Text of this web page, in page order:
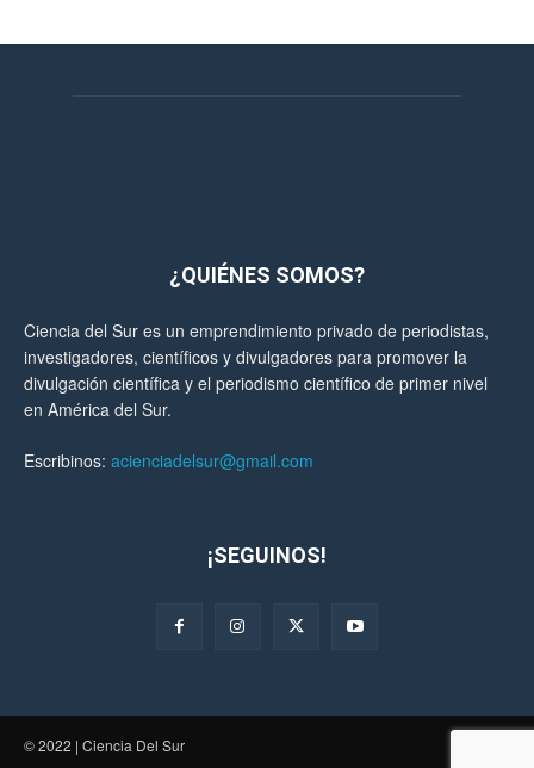
¿QUIÉNES SOMOS?
Ciencia del Sur es un emprendimiento privado de periodistas,
investigadores, científicos y divulgadores para promover la
divulgación científica y el periodismo científico de primer nivel
en América del Sur.
Escribinos: acienciadelsur@gmail.com
¡SEGUINOS!
© 2022 | Ciencia Del Sur